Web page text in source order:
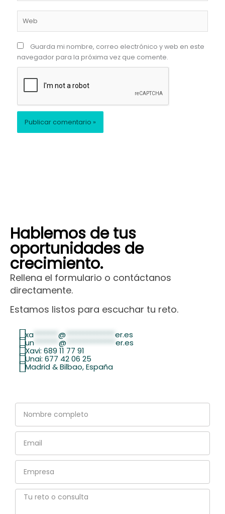
Guarda mi nombre, correo electrónico y web en este
navegador para la próxima vez que comente.
Hablemos de tus
oportunidades de
crecimiento.
Rellena el formulario o contáctanos
directamente.
Estamos listos para escuchar tu reto.
xa @ er.es
un*******@ **************er.es
Xavi: 689 11 77 91
Unai: 677 42 06 25
Madrid & Bilbao, España
completo